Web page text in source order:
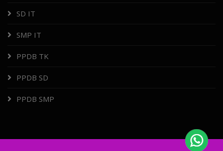
SD IT
SMP IT
PPDB TK
PPDB SD
PPDB SMP